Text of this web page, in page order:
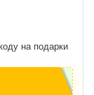
на подарки